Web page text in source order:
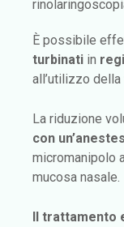
È possibile
turbinati in
all’utilizzo della
La riduzione
con
micromanipolo
mucosa nasale.
Il